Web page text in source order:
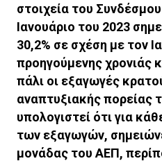
στοιχεία του
Ιανουάριο του 2023
30,2% σε σχέση με τον
προηγούμενης χρονιάς
πάλι οι εξαγωγές
αναπτυξιακής πορείας
υπολογιστεί ότι για
των εξαγωγών,
μονάδας του ΑΕΠ,